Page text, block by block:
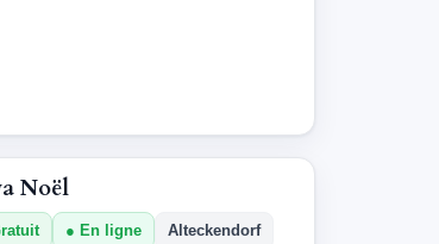
Noël
En ligne Alteckendorf